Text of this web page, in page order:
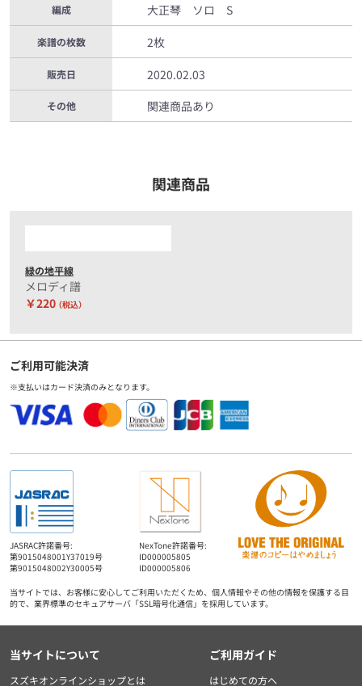
編成 大正琴 ソロ S
楽譜の枚数 2枚
販売日 2020.02.03
その他 関連商品あり
関連商品
緑の地平線
メロディ譜
￥220（税込）
ご利用可能決済
※支払いはカード決済のみとなります。
JASRAC許諾番号:
第9015048001Y37019号
第9015048002Y30005号
NexTone許諾番号:
ID000005805
ID000005806
当サイトでは、お客様に安心してご利用いただくため、個人情報やその他の情報を保護する目
的で、業界標準のセキュアサーバ「SSL暗号化通信」を採用しています。
当サイトについて
スズキオンラインショップとは
ご利用ガイド
はじめての方へ